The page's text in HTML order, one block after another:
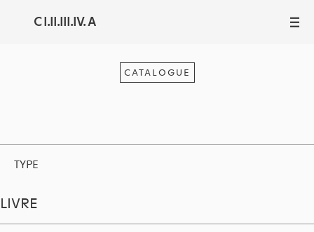
C I.II.III.IV. A III
CATALOGUE
TYPE
LIVRE